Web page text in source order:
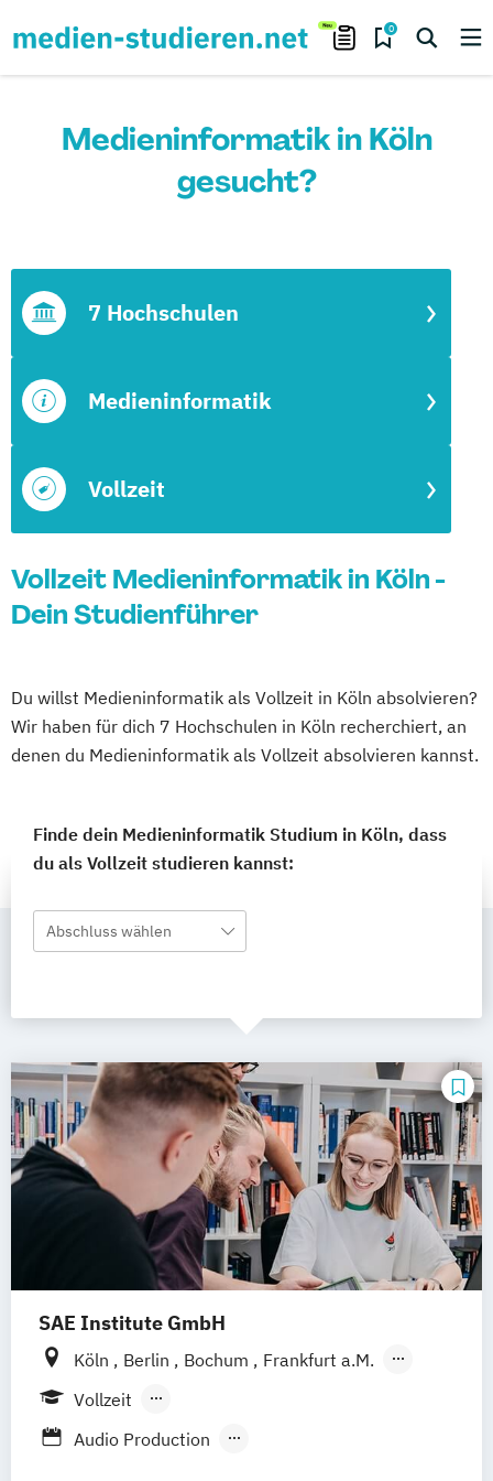
0
Medieninformatik in Köln
gesucht?
Vollzeit
Medieninformatik
7 Hochschulen
Vollzeit Medieninformatik in Köln -
Dein Studienführer
Du willst Medieninformatik als Vollzeit in Köln absolvieren?
Wir haben für dich 7 Hochschulen in Köln recherchiert, an
denen du Medieninformatik als Vollzeit absolvieren kannst.
Finde dein Medieninformatik Studium in Köln, dass
du als Vollzeit studieren kannst:
Abschluss wählen
SAE Institute GmbH
Köln Berlin Bochum
Frankfurt a.M.
Hamburg
Vollzeit
Berufsbegleitendes Präsenzstudium
Audio Production